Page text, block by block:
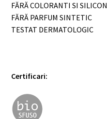
FĂRĂ COLORANTI SI SILICON
FĂRĂ PARFUM SINTETIC
TESTAT DERMATOLOGIC
Certificari: